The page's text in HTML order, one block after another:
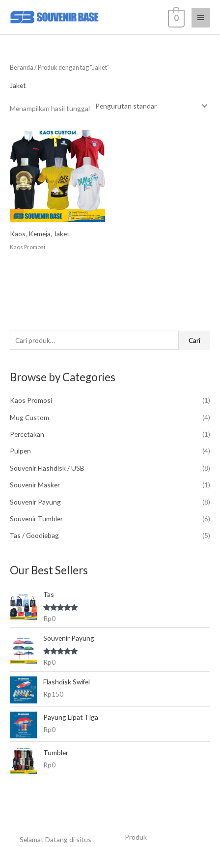
Menu
0
e
c
r
i
u
n
t
:
Cari
Browse by Categories
Kaos Promosi (1)
Mug Custom (4)
Percetakan (1)
Pulpen (4)
Souvenir Flashdisk / USB (8)
Souvenir Masker (1)
Souvenir Payung (8)
Souvenir Tumbler (6)
Tas / Goodiebag (5)
Our Best Sellers
Tas
Dinilai
dari 5
Rp0
Souvenir Payung
Dinilai
dari 5
Rp0
Flashdisk Swifel
Rp150
Payung Lipat Tiga
Rp0
Tumbler
Rp0
Beranda / Produk dengan tag “Jaket”
Jaket
Menampilkan hasil tunggal
Kaos, Kemeja, Jaket
Kaos Promosi
Selamat Datang di situs
Produk